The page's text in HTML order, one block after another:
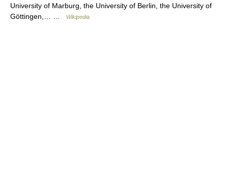
University of Marburg, the University of Berlin, the University of
Göttingen,… …
Wikipedia